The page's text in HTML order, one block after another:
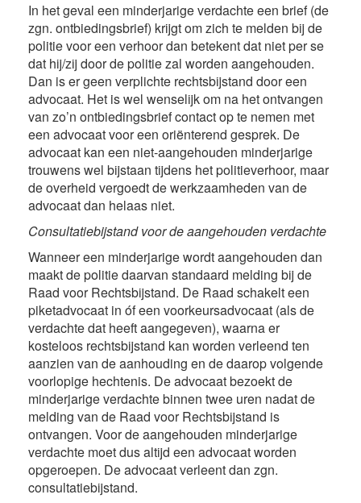
In het geval een minderjarige verdachte een brief (de
zgn. ontbiedingsbrief) krijgt om zich te melden bij de
politie voor een verhoor dan betekent dat niet per se
dat hij/zij door de politie zal worden aangehouden.
Dan is er geen verplichte rechtsbijstand door een
advocaat. Het is wel wenselijk om na het ontvangen
van zo’n ontbiedingsbrief contact op te nemen met
een advocaat voor een oriënterend gesprek. De
advocaat kan een niet-aangehouden minderjarige
trouwens wel bijstaan tijdens het politieverhoor, maar
de overheid vergoedt de werkzaamheden van de
advocaat dan helaas niet.
Consultatiebijstand voor de aangehouden verdachte
Wanneer een minderjarige wordt aangehouden dan
maakt de politie daarvan standaard melding bij de
Raad voor Rechtsbijstand. De Raad schakelt een
piketadvocaat in óf een voorkeursadvocaat (als de
verdachte dat heeft aangegeven), waarna er
kosteloos rechtsbijstand kan worden verleend ten
aanzien van de aanhouding en de daarop volgende
voorlopige hechtenis. De advocaat bezoekt de
minderjarige verdachte binnen twee uren nadat de
melding van de Raad voor Rechtsbijstand is
ontvangen. Voor de aangehouden minderjarige
verdachte moet dus altijd een advocaat worden
opgeroepen. De advocaat verleent dan zgn.
consultatiebijstand.